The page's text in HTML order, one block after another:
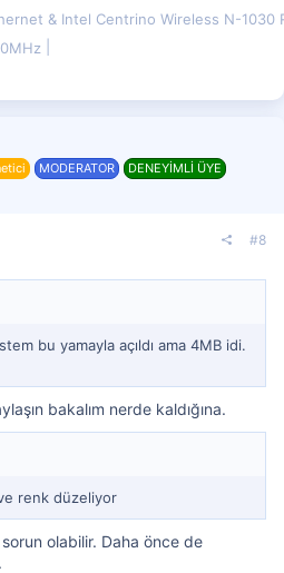
& Intel Centrino Wireless N-1030
MODERATOR DENEYİMLİ ÜYE
#8
bu yamayla açıldı ama 4MB idi.
bakalım nerde kaldığına.
renk düzeliyor
olabilir. Daha önce de